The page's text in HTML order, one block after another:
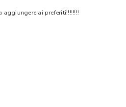
ai preferiti!!!!!!!!